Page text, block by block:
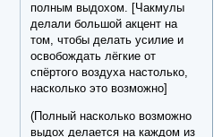
полным выдохом. [Чакмулы
делали большой акцент на
том, чтобы делать усилие и
освобождать лёгкие от
спёртого воздуха настолько,
насколько это возможно]
(Полный насколько возможно
выдох делается на каждом из